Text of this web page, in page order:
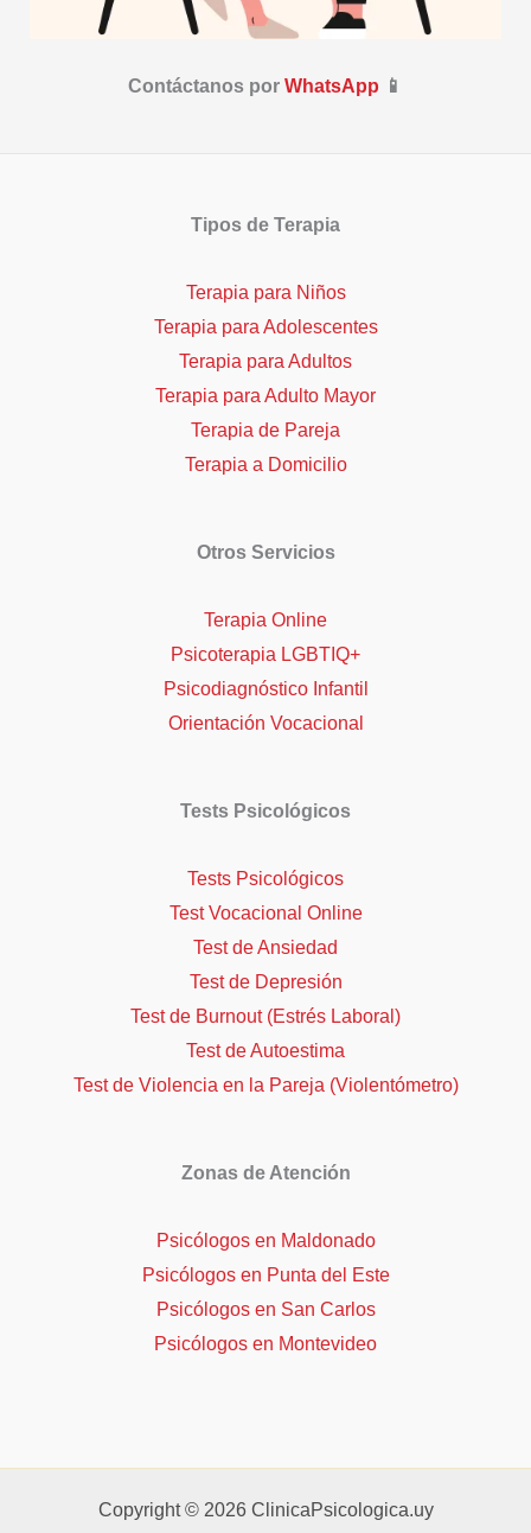
Contáctanos por WhatsApp 📱
Tipos de Terapia
Terapia para Niños
Terapia para Adolescentes
Terapia para Adultos
Terapia para Adulto Mayor
Terapia de Pareja
Terapia a Domicilio
Otros Servicios
Terapia Online
Psicoterapia LGBTIQ+
Psicodiagnóstico Infantil
Orientación Vocacional
Tests Psicológicos
Tests Psicológicos
Test Vocacional Online
Test de Ansiedad
Test de Depresión
Test de Burnout (Estrés Laboral)
Test de Autoestima
Test de Violencia en la Pareja (Violentómetro)
Zonas de Atención
Psicólogos en Maldonado
Psicólogos en Punta del Este
Psicólogos en San Carlos
Psicólogos en Montevideo
Copyright © 2026 ClinicaPsicologica.uy